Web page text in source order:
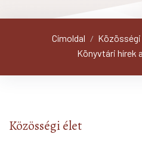
Címoldal /
Könyvtári hírek
Közösségi élet